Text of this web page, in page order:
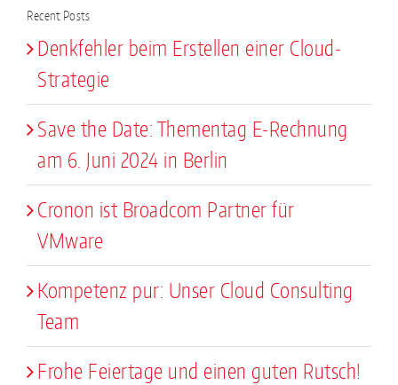
Recent Posts
Denkfehler beim Erstellen einer Cloud-
Strategie
Save the Date: Thementag E-Rechnung
am 6. Juni 2024 in Berlin
Cronon ist Broadcom Partner für
VMware
Kompetenz pur: Unser Cloud Consulting
Team
Frohe Feiertage und einen guten Rutsch!